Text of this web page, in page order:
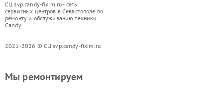
СЦ svp.candy-fixim.ru - сеть
сервисных центров в Севастополе по
ремонту и обслуживанию техники
Candy
2021-2026 © СЦ svp.candy-fixim.ru
Мы ремонтируем